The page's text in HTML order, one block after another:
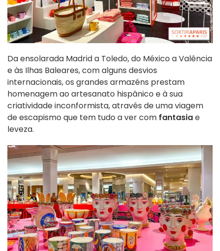
Da ensolarada Madrid a Toledo, do México a Valência
e às Ilhas Baleares, com alguns desvios
internacionais, os grandes armazéns prestam
homenagem ao artesanato hispânico e à sua
criatividade inconformista, através de uma viagem
de escapismo que tem tudo a ver com fantasiae
leveza.